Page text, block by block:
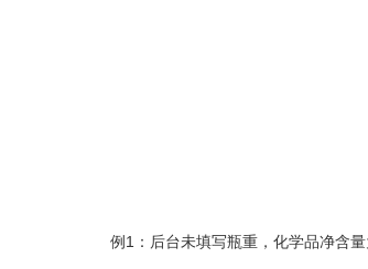
例1：后台未填写瓶重，化学品净含量